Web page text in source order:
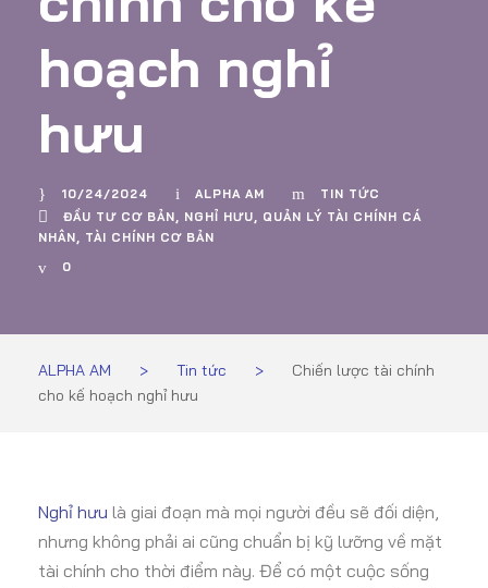
hoạch nghỉ
hưu
10/24/2024 ALPHA AM
TIN TỨC
ĐẦU TƯ CƠ BẢN, NGHỈ HƯU, QUẢN LÝ TÀI CHÍNH CÁ
NHÂN, TÀI CHÍNH CƠ BẢN
0
ALPHA AM > Tin tức >
Chiến lược tài chính
cho kế hoạch nghỉ hưu
Nghỉ hưu là giai đoạn mà mọi người đều sẽ đối diện,
nhưng không phải ai cũng chuẩn bị kỹ lưỡng về mặt
tài chính cho thời điểm này. Để có một cuộc sống